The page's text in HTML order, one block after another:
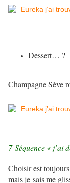
Dessert… ?
Champagne Sève
7-Séquence « j’ai
Choisir est
mais je sais me